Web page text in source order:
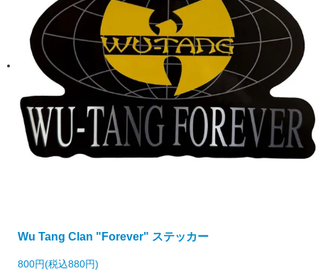
Wu Tang Clan "Forever" ステッカー
800円(税込880円)